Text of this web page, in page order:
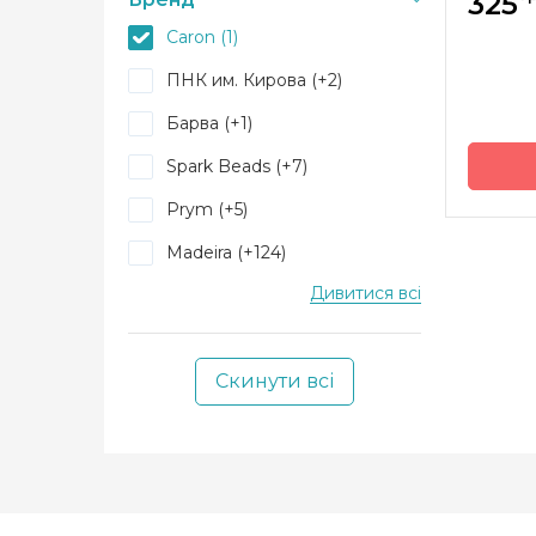
Caron (1)
ПНК им. Кирова (+2)
Барва (+1)
Spark Beads (+7)
Prym (+5)
Madeira (+124)
DMC (+9)
Bohin (+1)
Дивитися всі
Скинути всі
Бренд